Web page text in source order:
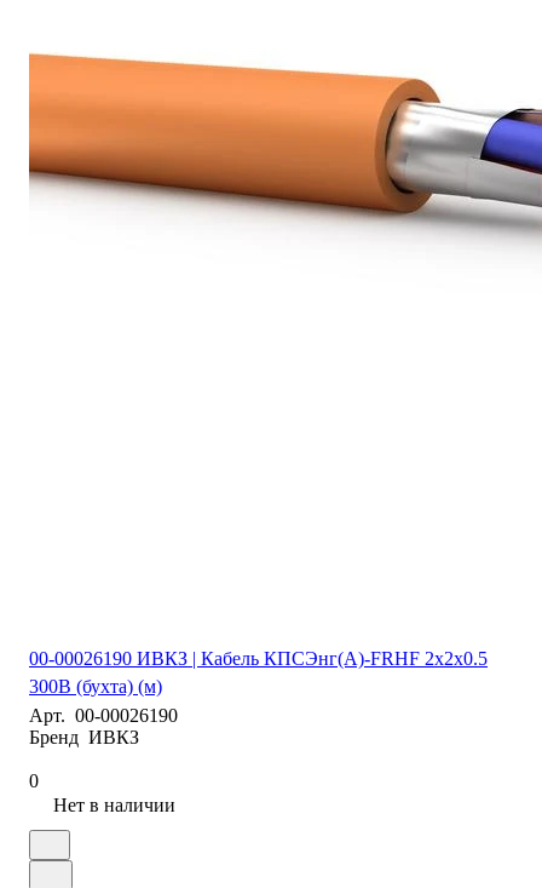
00-00026190 ИВКЗ | Кабель КПСЭнг(А)-FRHF 2х2х0.5
300В (бухта) (м)
Арт. 00-00026190
Бренд ИВКЗ
0
Нет в наличии